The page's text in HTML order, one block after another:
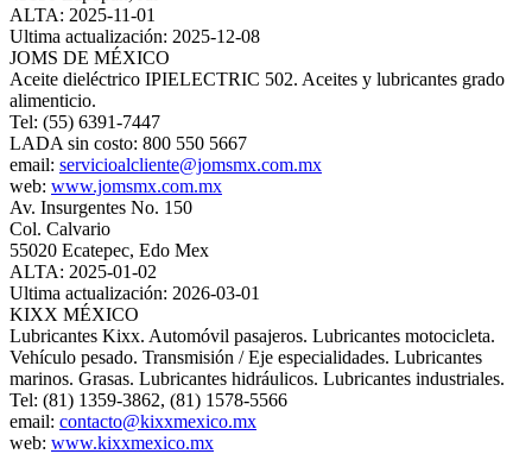
ALTA: 2025-11-01
Ultima actualización: 2025-12-08
JOMS DE MÉXICO
Aceite dieléctrico IPIELECTRIC 502. Aceites y lubricantes grado
alimenticio.
Tel: (55) 6391-7447
LADA sin costo: 800 550 5667
email: servicioalcliente@jomsmx.com.mx
web: www.jomsmx.com.mx
Av. Insurgentes No. 150
Col. Calvario
55020 Ecatepec, Edo Mex
ALTA: 2025-01-02
Ultima actualización: 2026-03-01
KIXX MÉXICO
Lubricantes Kixx. Automóvil pasajeros. Lubricantes motocicleta.
Vehículo pesado. Transmisión / Eje especialidades. Lubricantes
marinos. Grasas. Lubricantes hidráulicos. Lubricantes industriales.
Tel: (81) 1359-3862, (81) 1578-5566
email: contacto@kixxmexico.mx
web: www.kixxmexico.mx